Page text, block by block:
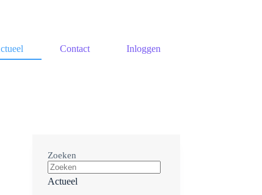
Contact Inloggen
Zoeken
Actueel